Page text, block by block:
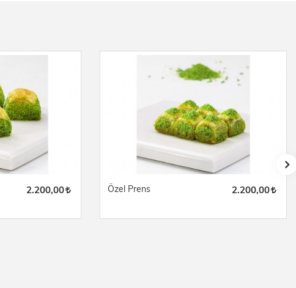
2.200,00 Özel Prens 2.200,00